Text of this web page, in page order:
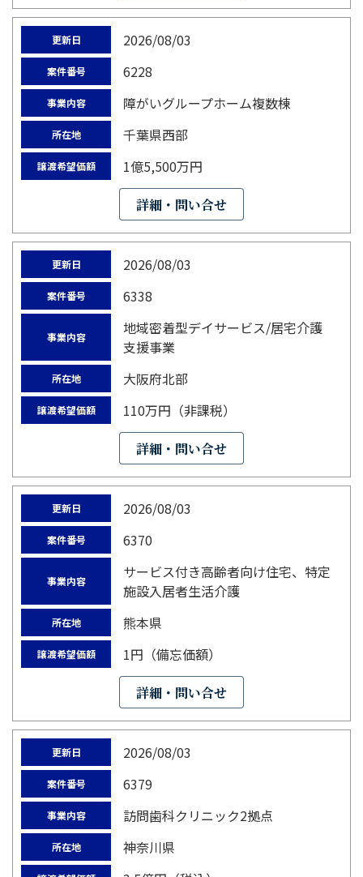
更新日 2026/08/03
案件番号 6228
事業内容 障がいグループホーム複数棟
所在地 千葉県西部
譲渡希望価額 1億5,500万円
詳細・問い合せ
更新日 2026/08/03
案件番号 6338
事業内容
地域密着型デイサービス/居宅介護
支援事業
所在地 大阪府北部
譲渡希望価額 110万円（非課税）
詳細・問い合せ
更新日 2026/08/03
案件番号 6370
事業内容
サービス付き高齢者向け住宅、特定
施設入居者生活介護
所在地 熊本県
譲渡希望価額 1円（備忘価額）
詳細・問い合せ
更新日 2026/08/03
案件番号 6379
事業内容 訪問歯科クリニック2拠点
所在地 神奈川県